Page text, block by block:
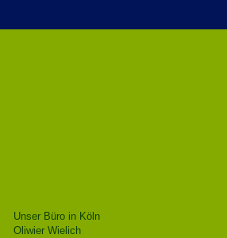
Unser Büro in Köln
Oliwier Wielich